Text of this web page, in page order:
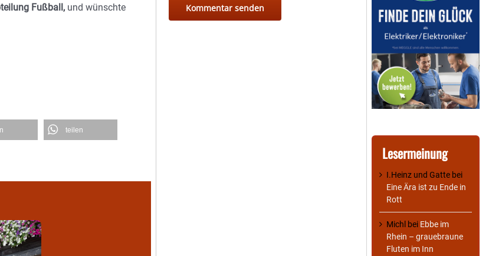
Fußball, und wünschte
teilen
Lesermeinung
I.Heinz und Gatte bei
Eine Ära ist zu Ende in
Rott
Michl bei Ebbe im
Rhein – grauebraune
Fluten im Inn